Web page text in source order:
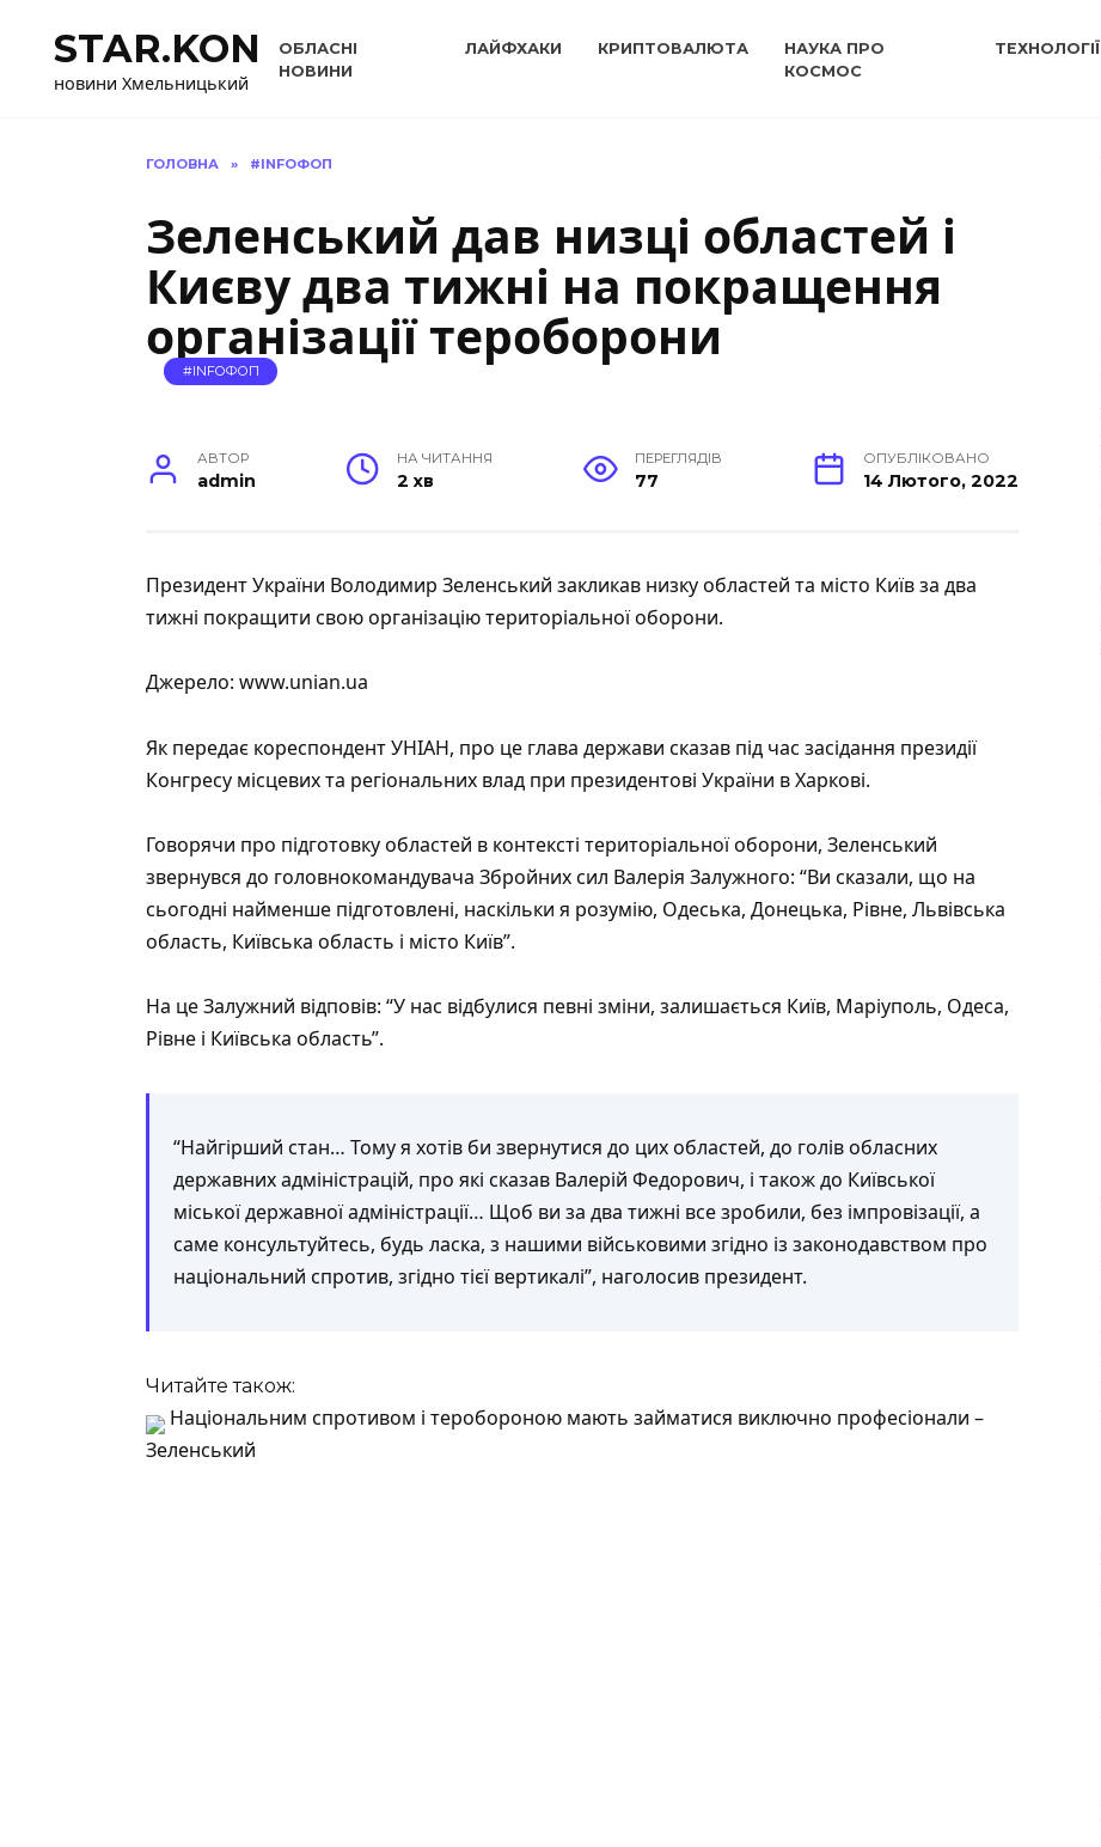
вмістуSTAR.KON
новини Хмельницький
ОБЛАСНІ
НОВИНИ
ЛАЙФХАКИ КРИПТОВАЛЮТА
НАУКА ПРО
КОСМОС
ТЕХНОЛОГІЇ
ГОЛОВНА » #INFOФОП
Зеленський дав низці областей і
Києву два тижні на покращення
організації тероборони
#INFOФОП
АВТОР
admin
НА ЧИТАННЯ
2 хв
ПЕРЕГЛЯДІВ
77
ОПУБЛІКОВАНО
14 Лютого, 2022
Президент України Володимир Зеленський закликав низку областей та місто Київ за два
тижні покращити свою організацію територіальної оборони.
Джерело: www.unian.ua
Як передає кореспондент УНІАН, про це глава держави сказав під час засідання президії
Конгресу місцевих та регіональних влад при президентові України в Харкові.
Говорячи про підготовку областей в контексті територіальної оборони, Зеленський
звернувся до головнокомандувача Збройних сил Валерія Залужного: “Ви сказали, що на
сьогодні найменше підготовлені, наскільки я розумію, Одеська, Донецька, Рівне, Львівська
область, Київська область і місто Київ”.
На це Залужний відповів: “У нас відбулися певні зміни, залишається Київ, Маріуполь, Одеса,
Рівне і Київська область”.
“Найгірший стан… Тому я хотів би звернутися до цих областей, до голів обласних
державних адміністрацій, про які сказав Валерій Федорович, і також до Київської
міської державної адміністрації… Щоб ви за два тижні все зробили, без імпровізації, а
саме консультуйтесь, будь ласка, з нашими військовими згідно із законодавством про
національний спротив, згідно тієї вертикалі”, наголосив президент.
Читайте також:
Національним спротивом і теробороною мають займатися виключно професіонали –
Зеленський